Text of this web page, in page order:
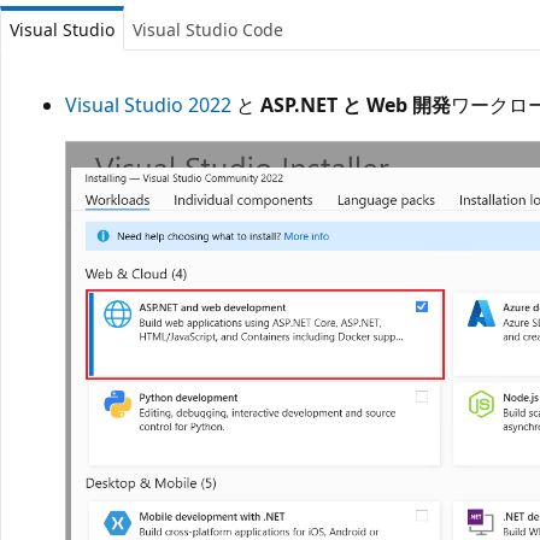
Visual Studio Visual Studio Code
Visual Studio 2022 と ASP.NET と Web 開発ワークロ